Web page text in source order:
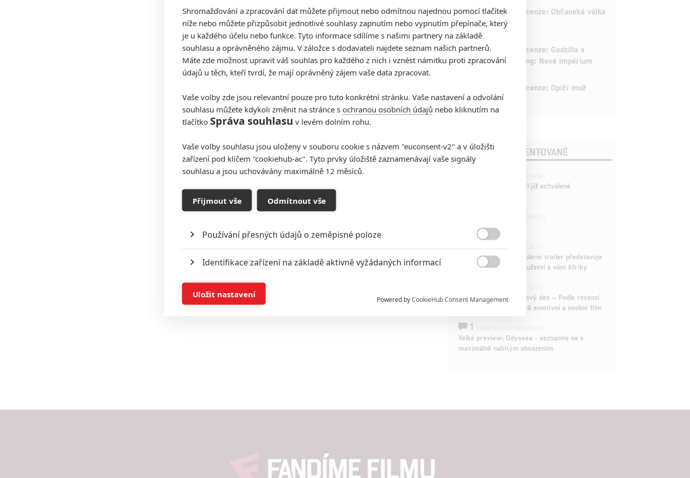
8 Recenze: Občanská válka
6
Recenze: Godzilla x
Kong: Nové impérium
8 Recenze: Opičí muž
POSLEDNÍ KOMENTOVANÉ
Marvel nečekaně zrušil již schválené
拆彈專家
Děti krve a kostí: Regulérní trailer představuje
akční fantasy dobrodružství s vůní Afriky
Spider-Man: Zbrusu nový den – Podle recenzí
máme čekat překvapivě emotivní a osobní film
1
Velké preview: Odyssea - seznamte se s
maximálně nabitým obsazením
Shromažďování a zpracování dat můžete přijmout nebo odmítnou najednou pomocí tlačítek
níže nebo můžete přizpůsobit jednotlivé souhlasy zapnutím nebo vypnutím přepínače, který
je u každého účelu nebo funkce. Tyto informace sdílíme s našimi partnery na základě
souhlasu a oprávněného zájmu. V záložce s dodavateli najdete seznam našich partnerů.
Máte zde možnost upravit váš souhlas pro každého z nich i vznést námitku proti zpracování
údajů u těch, kteří tvrdí, že mají oprávněný zájem vaše data zpracovat.
Vaše volby zde jsou relevantní pouze pro tuto konkrétní stránku. Vaše nastavení a odvolání
souhlasu můžete kdykoli změnit na stránce s ochranou osobních údajů nebo kliknutím na
tlačítko Správa souhlasu v levém dolním rohu.
Vaše volby souhlasu jsou uloženy v souboru cookie s názvem "euconsent-v2" a v úložišti
zařízení pod klíčem "cookiehub-ac". Tyto prvky úložiště zaznamenávají vaše signály
souhlasu a jsou uchovávány maximálně 12 měsíců.
Přijmout vše Odmítnout vše
Používání přesných údajů o zeměpisné poloze
Identifikace zařízení na základě aktivně vyžádaných informací
Ukládání a/nebo přístup k informacím v zařízení

Poskytování a zobrazování reklamy a obsahu
Powered byCookieHub Consent Management
Uložit nastavení